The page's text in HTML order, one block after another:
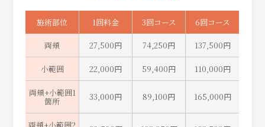
施術部位 1回料金 3回コース 6回コース
両頬 27,500円 74,250円 137,500円
小範囲 22,000円 59,400円 110,000円
両頬+小範囲1
箇所 33,000円 89,100円 165,000円